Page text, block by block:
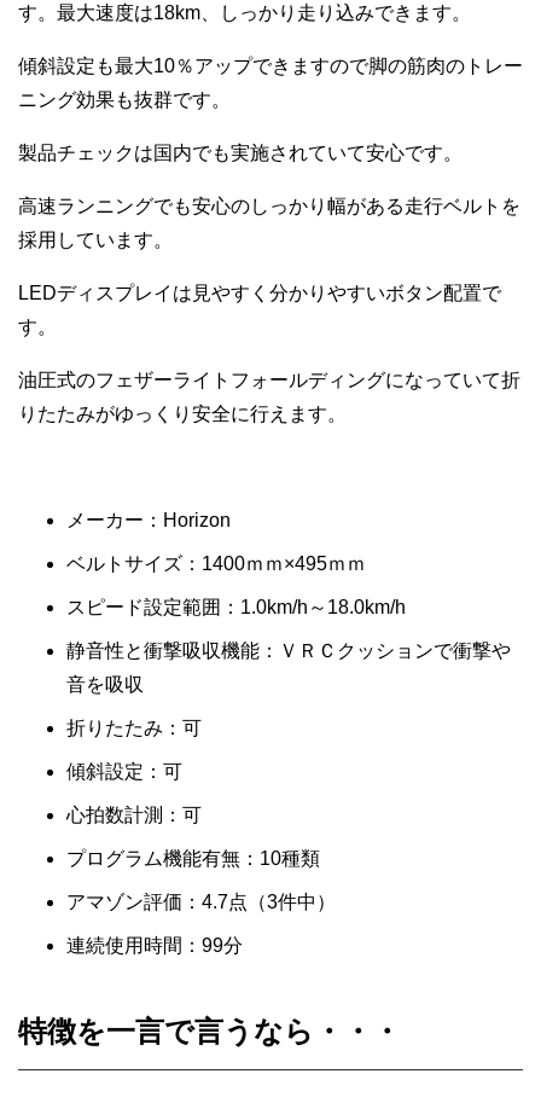
す。最大速度は18km、しっかり走り込みできます。
傾斜設定も最大10％アップできますので脚の筋肉のトレー
ニング効果も抜群です。
製品チェックは国内でも実施されていて安心です。
高速ランニングでも安心のしっかり幅がある走行ベルトを
採用しています。
LEDディスプレイは見やすく分かりやすいボタン配置で
す。
油圧式のフェザーライトフォールディングになっていて折
りたたみがゆっくり安全に行えます。
メーカー：Horizon
ベルトサイズ：1400ｍｍ×495ｍｍ
スピード設定範囲：1.0km/h～18.0km/h
静音性と衝撃吸収機能：ＶＲＣクッションで衝撃や
音を吸収
折りたたみ：可
傾斜設定：可
心拍数計測：可
プログラム機能有無：10種類
アマゾン評価：4.7点（3件中）
連続使用時間：99分
特徴を一言で言うなら・・・